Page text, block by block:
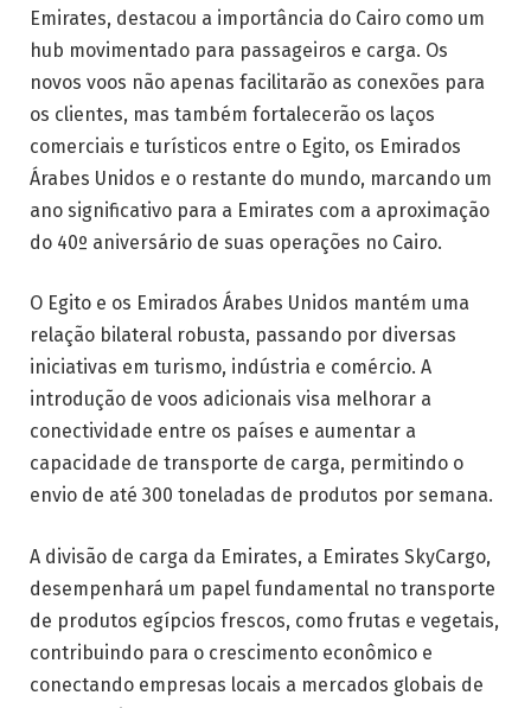
Emirates, destacou a importância do Cairo como um
hub movimentado para passageiros e carga. Os
novos voos não apenas facilitarão as conexões para
os clientes, mas também fortalecerão os laços
comerciais e turísticos entre o Egito, os Emirados
Árabes Unidos e o restante do mundo, marcando um
ano significativo para a Emirates com a aproximação
do 40º aniversário de suas operações no Cairo.
O Egito e os Emirados Árabes Unidos mantém uma
relação bilateral robusta, passando por diversas
iniciativas em turismo, indústria e comércio. A
introdução de voos adicionais visa melhorar a
conectividade entre os países e aumentar a
capacidade de transporte de carga, permitindo o
envio de até 300 toneladas de produtos por semana.
A divisão de carga da Emirates, a Emirates SkyCargo,
desempenhará um papel fundamental no transporte
de produtos egípcios frescos, como frutas e vegetais,
contribuindo para o crescimento econômico e
conectando empresas locais a mercados globais de